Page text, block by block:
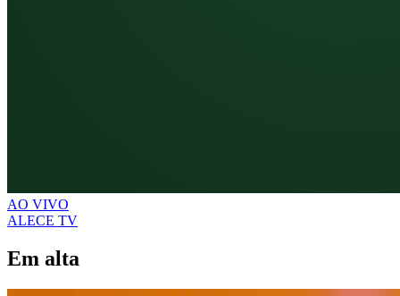
AO VIVO
ALECE TV
Em alta